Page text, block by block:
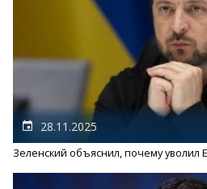
28.11.2025
Зеленский объяснил, почему уволил